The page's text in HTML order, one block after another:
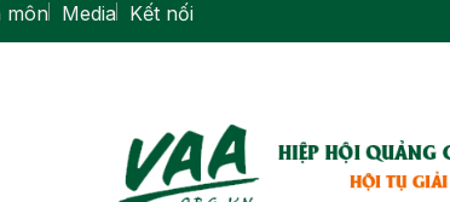
môn Media Kết nối